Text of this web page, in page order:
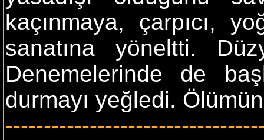
kaçınmaya, çarpıcı,
sanatına yöneltti.
Denemelerinde de
durmayı yeğledi.